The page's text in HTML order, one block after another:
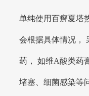
单纯使用百癣夏塔
会根据具体情况，
药， 如维A酸类药
堵塞、细菌感染等